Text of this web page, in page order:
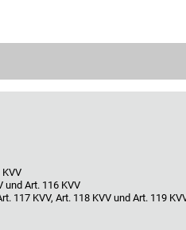
und Art. 116 KVV
117 KVV, Art. 118 KVV und Art. 119